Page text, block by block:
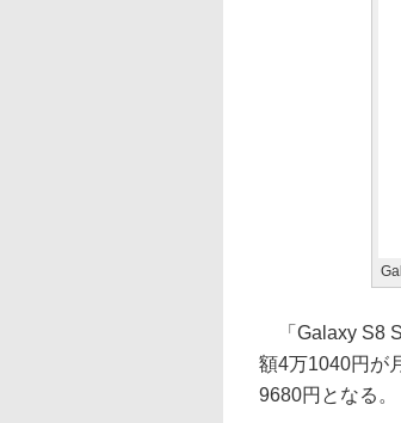
「Galaxy S8
額4万1040円が
9680円となる。